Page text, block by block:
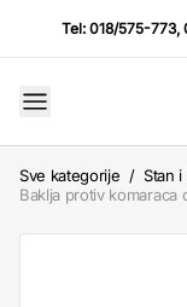
Tel:018/575-773,
Sve kategorije / Stan i
Baklja protiv komaraca